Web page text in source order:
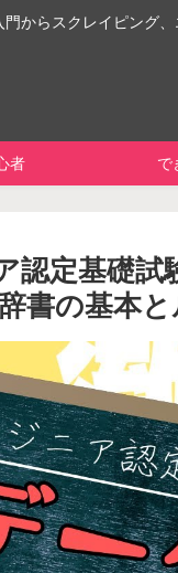
門からスクレイピング
者 で
認定基礎
書の基本